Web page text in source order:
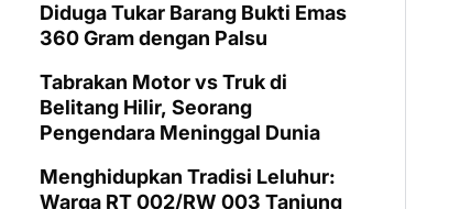
Diduga Tukar Barang Bukti Emas
360 Gram dengan Palsu
Tabrakan Motor vs Truk di
Belitang Hilir, Seorang
Pengendara Meninggal Dunia
Menghidupkan Tradisi Leluhur:
Warga RT 002/RW 003 Tanjung